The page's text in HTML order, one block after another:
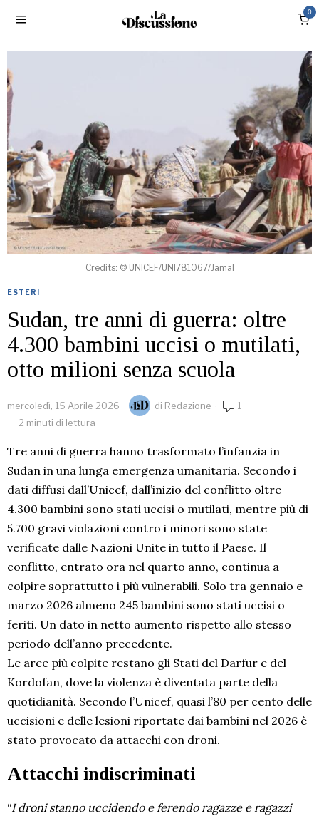
0
Credits: © UNICEF/UNI781067/Jamal
ESTERI
Sudan, tre anni di guerra: oltre
4.300 bambini uccisi o mutilati,
otto milioni senza scuola
mercoledì, 15 Aprile 2026 di Redazione
1
2 minuti di lettura
Tre anni di guerra hanno trasformato l’infanzia in
Sudan in una lunga emergenza umanitaria. Secondo i
dati diffusi dall’Unicef, dall’inizio del conflitto oltre
4.300 bambini sono stati uccisi o mutilati, mentre più di
5.700 gravi violazioni contro i minori sono state
verificate dalle Nazioni Unite in tutto il Paese. Il
conflitto, entrato ora nel quarto anno, continua a
colpire soprattutto i più vulnerabili. Solo tra gennaio e
marzo 2026 almeno 245 bambini sono stati uccisi o
feriti. Un dato in netto aumento rispetto allo stesso
periodo dell’anno precedente.
Le aree più colpite restano gli Stati del Darfur e del
Kordofan, dove la violenza è diventata parte della
quotidianità. Secondo l’Unicef, quasi l’80 per cento delle
uccisioni e delle lesioni riportate dai bambini nel 2026 è
stato provocato da attacchi con droni.
Attacchi indiscriminati
“I droni stanno uccidendo e ferendo ragazze e ragazzi